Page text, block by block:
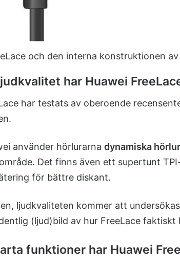
och den interna konstruktionen
har Huawei
har testats av oberoende
använder hörlurarna dynamiska
Det finns även ett supertunt
för bättre diskant.
ljudkvaliteten kommer att
(ljud)bild av hur FreeLace faktiskt
funktioner har Huawei